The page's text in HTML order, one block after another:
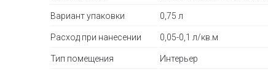
Вариант упаковки 0,75 л
Расход при нанесении 0,05-0,1 л/кв.м
Тип помещения Интерьер